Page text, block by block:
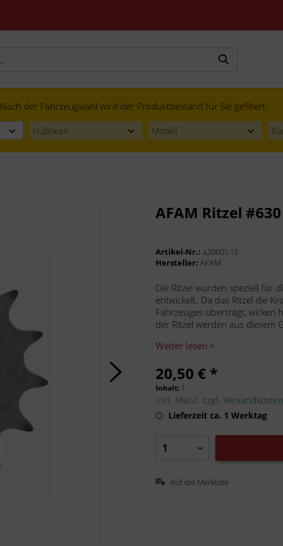
Nach der Fahrzeugwahl wird der Produktbestand für Sie gefiltert.
AFAM Ritzel
Artikel-Nr.: a20601.15
Hersteller:AFAM
Die Ritzel wurden speziell für
entwickelt. Da das Ritzel die
Fahrzeuges überträgt, wirken
der Ritzel werden aus diesem
Weiter lesen >
20,50 € *
Inhalt: 1
inkl. MwSt.zzgl. Versandkosten
Lieferzeit ca. 1 Werktag
Auf die Merkliste